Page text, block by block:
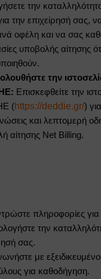
την
την επιχείρησή σας,
οφέλη και να σας
υποβολής αίτησης
την
Επισκεφθείτε την
(https://deddie.gr/)
και λεπτομερή
αίτησης Net Billing.
πληροφορίες
την
σας.
με
για καθοδήγηση.